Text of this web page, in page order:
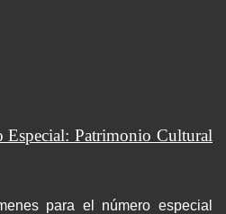
Especial: Patrimonio Cultural
para el número especial